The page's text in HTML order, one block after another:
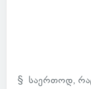
§ სა­ერ­თოდ,